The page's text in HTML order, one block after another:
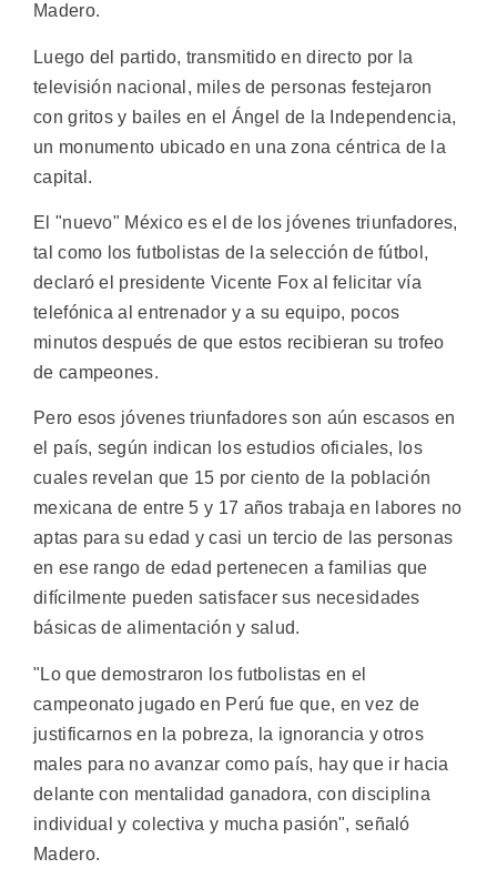
Madero.
Luego del partido, transmitido en directo por la
televisión nacional, miles de personas festejaron
con gritos y bailes en el Ángel de la Independencia,
un monumento ubicado en una zona céntrica de la
capital.
El "nuevo" México es el de los jóvenes triunfadores,
tal como los futbolistas de la selección de fútbol,
declaró el presidente Vicente Fox al felicitar vía
telefónica al entrenador y a su equipo, pocos
minutos después de que estos recibieran su trofeo
de campeones.
Pero esos jóvenes triunfadores son aún escasos en
el país, según indican los estudios oficiales, los
cuales revelan que 15 por ciento de la población
mexicana de entre 5 y 17 años trabaja en labores no
aptas para su edad y casi un tercio de las personas
en ese rango de edad pertenecen a familias que
difícilmente pueden satisfacer sus necesidades
básicas de alimentación y salud.
"Lo que demostraron los futbolistas en el
campeonato jugado en Perú fue que, en vez de
justificarnos en la pobreza, la ignorancia y otros
males para no avanzar como país, hay que ir hacia
delante con mentalidad ganadora, con disciplina
individual y colectiva y mucha pasión", señaló
Madero.